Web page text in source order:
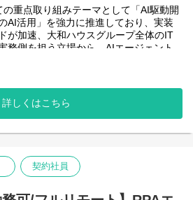
だけます。
にないので、入社後の勤務地は問いま
限もなく、月160時間の勤務で、午前5
、自由な時間に働いていただけます。
能です。社員が仕事をしやすい環境を
重点取り組みテーマとして「AI駆動開
AI活用」を強力に推進しており、実装
が加速、大和ハウスグループ全体のIT
務側を担う立場から、AIエージェント
ています。
能なので、勤務地は北海道から沖縄ま
働いていただけます。
４回程度なので、入社後の勤務地は国
く、月160時間の勤務で、午前５時～２
時間を調整できるので、家事、育児、
す。社員が仕事をしやすい環境を整え
詳しくはこちら
契約社員